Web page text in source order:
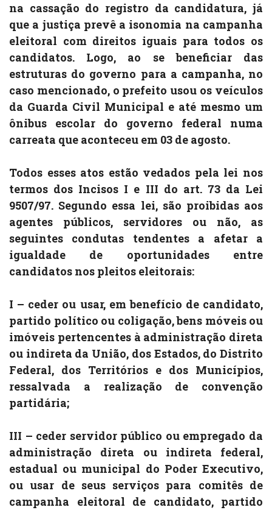
na cassação do registro da candidatura, já
que a justiça prevê a isonomia na campanha
eleitoral com direitos iguais para todos os
candidatos. Logo, ao se beneficiar das
estruturas do governo para a campanha, no
caso mencionado, o prefeito usou os veículos
da Guarda Civil Municipal e até mesmo um
ônibus escolar do governo federal numa
carreata que aconteceu em 03 de agosto.
Todos esses atos estão vedados pela lei nos
termos dos Incisos I e III do art. 73 da Lei
9507/97. Segundo essa lei, são proibidas aos
agentes públicos, servidores ou não, as
seguintes condutas tendentes a afetar a
igualdade de oportunidades entre
candidatos nos pleitos eleitorais:
I – ceder ou usar, em benefício de candidato,
partido político ou coligação, bens móveis ou
imóveis pertencentes à administração direta
ou indireta da União, dos Estados, do Distrito
Federal, dos Territórios e dos Municípios,
ressalvada a realização de convenção
partidária;
III – ceder servidor público ou empregado da
administração direta ou indireta federal,
estadual ou municipal do Poder Executivo,
ou usar de seus serviços para comitês de
campanha eleitoral de candidato, partido